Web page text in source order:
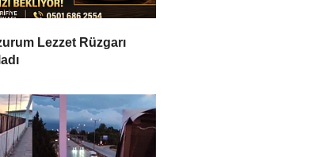
Lezzet Rüzgarı